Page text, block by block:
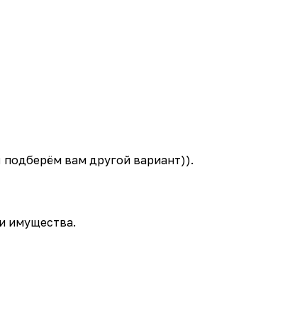
вам другой вариант)).
имущества.